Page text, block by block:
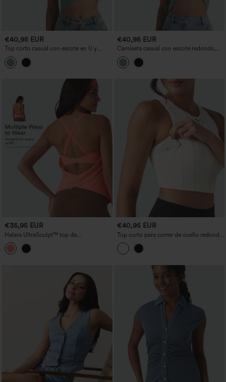
€40,95 EUR
Top corto casual con escote en U y
sujetador incorporado, copas B–E
€40,95 EUR
Camiseta casual con escote redondo,
mangas cortas y sujetador incorporado,
copas B-E
€35,95 EUR
Halara UltraSculpt™ top de
entrenamiento con sujetador integrado,
espalda descubierta con tirantes
cruzados y hebilla ajustable
€40,95 EUR
Top corto para correr de cuello redondo
con sujetador incorporado, InstantCool,
de secado rápido, con bolsillos -
UPF50+